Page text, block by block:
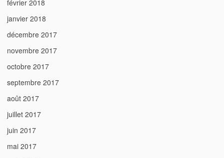
février 2018
janvier 2018
décembre 2017
novembre 2017
octobre 2017
septembre 2017
août 2017
juillet 2017
juin 2017
mai 2017